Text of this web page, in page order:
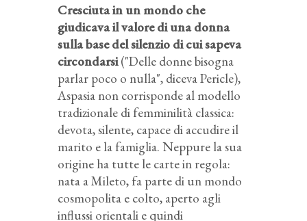
Cresciuta in un mondo che
giudicava il valore di una donna
sulla base del silenzio di cui sapeva
circondarsi("Delle donne bisogna
parlar poco o nulla", diceva Pericle),
Aspasia non corrisponde al modello
tradizionale di femminilità classica:
devota, silente, capace di accudire il
marito e la famiglia. Neppure la sua
origine ha tutte le carte in regola:
nata a Mileto, fa parte di un mondo
cosmopolita e colto, aperto agli
influssi orientali e quindi